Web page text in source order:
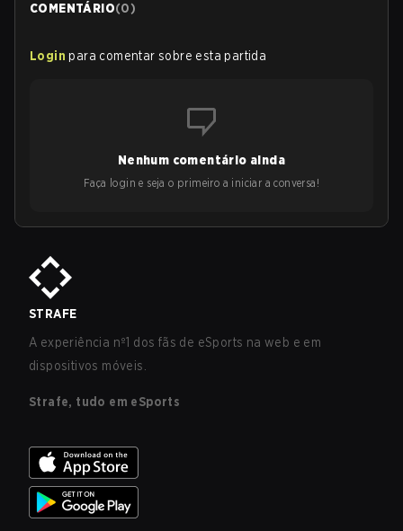
COMENTÁRIO(0)
Login para comentar sobre esta partida
Nenhum comentário ainda
Faça login e seja o primeiro a iniciar a conversa!
STRAFE
A experiência nº1 dos fãs de eSports na web e em
dispositivos móveis.
Strafe, tudo em eSports